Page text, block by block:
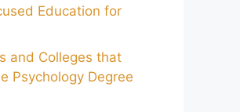
Education for
and Colleges that
Psychology Degree